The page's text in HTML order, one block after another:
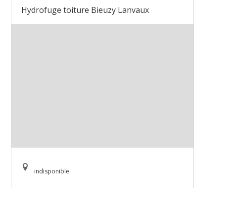
Hydrofuge toiture Bieuzy Lanvaux
indisponible